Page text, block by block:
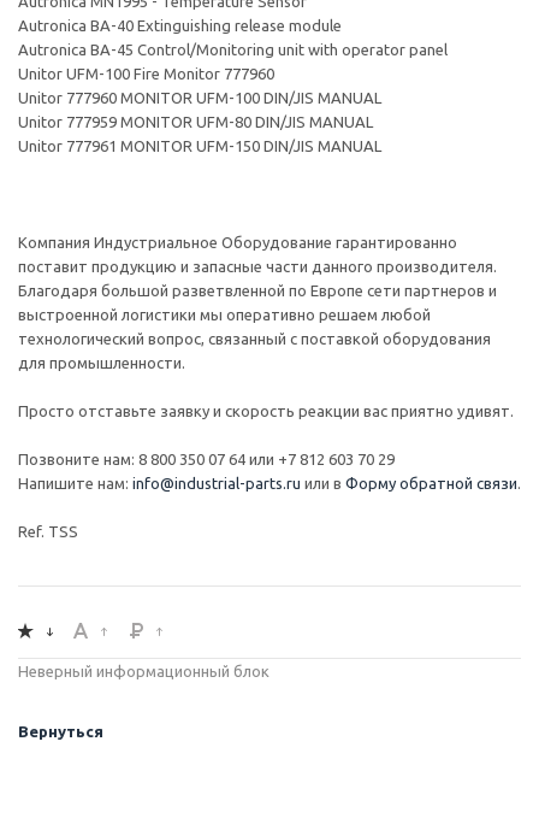
Autronica BA-40 Extinguishing release module
Autronica BA-45 Control/Monitoring unit with operator panel
Unitor UFM-100 Fire Monitor 777960
Unitor 777960 MONITOR UFM-100 DIN/JIS MANUAL
Unitor 777959 MONITOR UFM-80 DIN/JIS MANUAL
Unitor 777961 MONITOR UFM-150 DIN/JIS MANUAL
Компания Индустриальное Оборудование гарантированно
поставит продукцию и запасные части данного производителя.
Благодаря большой разветвленной по Европе сети партнеров и
выстроенной логистики мы оперативно решаем любой
технологический вопрос, связанный с поставкой оборудования
для промышленности.
Просто отставьте заявку и скорость реакции вас приятно удивят.
Позвоните нам: 8 800 350 07 64 или +7 812 603 70 29
Напишите нам: info@industrial-parts.ru или в Форму обратной связи.
Ref. TSS
Неверный информационный блок
Вернуться